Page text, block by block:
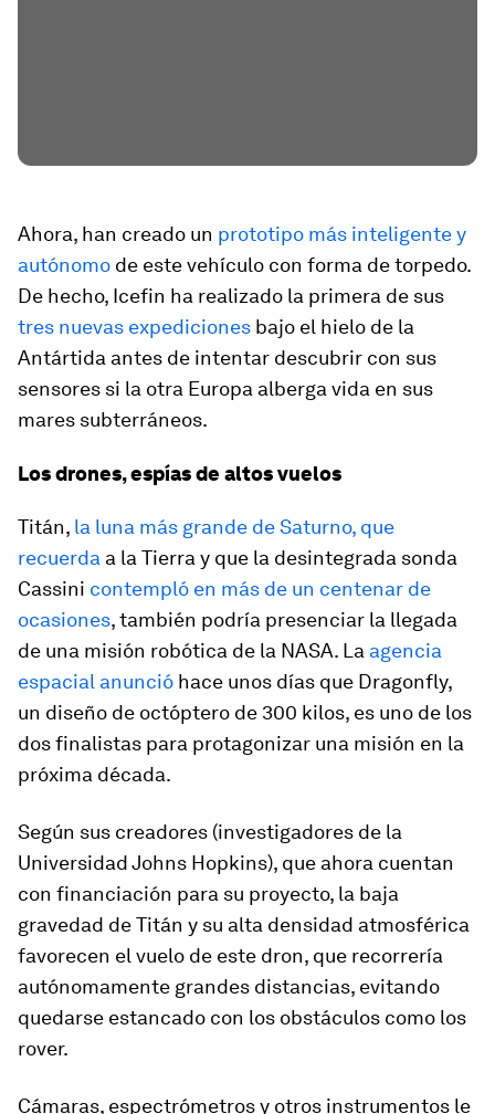
Ahora, han creado un prototipo más inteligente y
autónomo de este vehículo con forma de torpedo.
De hecho, Icefin ha realizado la primera de sus
tres nuevas expediciones bajo el hielo de la
Antártida antes de intentar descubrir con sus
sensores si la otra Europa alberga vida en sus
mares subterráneos.
Los drones, espías de altos vuelos
Titán, la luna más grande de Saturno, que
recuerda a la Tierra y que la desintegrada sonda
Cassini contempló en más de un centenar de
ocasiones, también podría presenciar la llegada
de una misión robótica de la NASA. La agencia
espacial anunció hace unos días que Dragonfly,
un diseño de octóptero de 300 kilos, es uno de los
dos finalistas para protagonizar una misión en la
próxima década.
Según sus creadores (investigadores de la
Universidad Johns Hopkins), que ahora cuentan
con financiación para su proyecto, la baja
gravedad de Titán y su alta densidad atmosférica
favorecen el vuelo de este dron, que recorrería
autónomamente grandes distancias, evitando
quedarse estancado con los obstáculos como los
rover.
Cámaras, espectrómetros y otros instrumentos le